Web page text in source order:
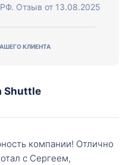
Отзыв от 13.08.2025
КЛИЕНТА
Shuttle
компании! Отлично
с Сергеем,